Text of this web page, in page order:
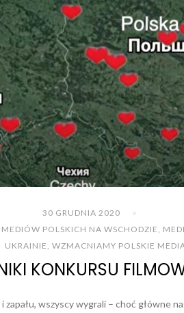
30 GRUDNIA 2020
MEDIÓW POLSKICH NA WSCHODZIE
UKRAINIE ,WZMACNIAMY POLSKIE
KONKURSU
wszyscy wygrali – choć główne